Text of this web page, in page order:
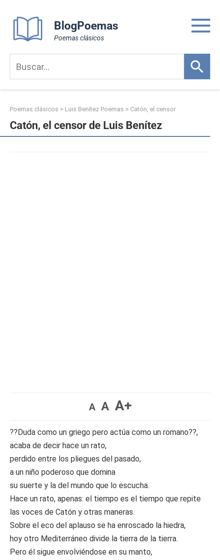
content
BlogPoemas
Poemas clásicos
Poemas clásicos > Luis Benítez Poemas > Catón, el censor
Catón, el censor de Luis Benítez
A A A+
??Duda como un griego pero actúa como un romano??,
acaba de decir hace un rato,
perdido entre los pliegues del pasado,
a un niño poderoso que domina
su suerte y la del mundo que lo escucha.
Hace un rato, apenas: el tiempo es el tiempo que repite
las voces de Catón y otras maneras.
Sobre el eco del aplauso se ha enroscado la hiedra,
hoy otro Mediterráneo divide la tierra de la tierra.
Pero él sigue envolviéndose en su manto,